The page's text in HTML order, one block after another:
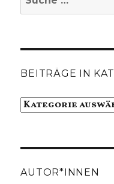
nach:
BEITRÄGE IN
Beiträge
AUTOR*INNEN